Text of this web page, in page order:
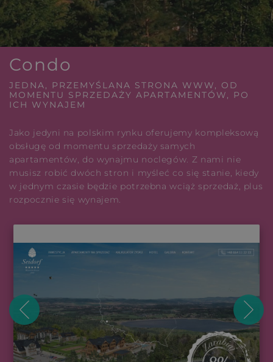
Condo
JEDNA, PRZEMYŚLANA STRONA WWW, OD
MOMENTU SPRZEDAŻY APARTAMENTÓW, PO
ICH WYNAJEM
Jako jedyni na polskim rynku oferujemy kompleksową
obsługę od momentu sprzedaży samych
apartamentów, do wynajmu noclegów. Z nami nie
musisz robić dwóch stron i myśleć co się stanie, kiedy
w jednym czasie będzie potrzebna wciąż sprzedaż, plus
rozpocznie się wynajem.